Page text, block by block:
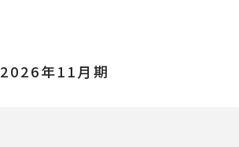
2026年11月期